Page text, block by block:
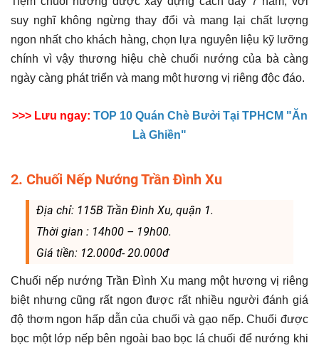
suy nghĩ không ngừng thay đổi và mang lại chất lượng
ngon nhất cho khách hàng, chọn lựa nguyên liệu kỹ lưỡng
chính vì vậy thương hiệu chè chuối nướng của bà càng
ngày càng phát triển và mang một hương vị riêng độc đáo.
>>> Lưu ngay: TOP 10 Quán Chè Bưởi Tại TPHCM "Ăn
Là Ghiền"
2. Chuối Nếp Nướng Trần Đình Xu
Địa chỉ: 115B Trần Đình Xu, quận 1.
Thời gian : 14h00 – 19h00.
Giá tiền: 12.000đ- 20.000đ
Chuối nếp nướng Trần Đình Xu mang một hương vị riêng
biệt nhưng cũng rất ngon được rất nhiều người đánh giá
độ thơm ngon hấp dẫn của chuối và gạo nếp. Chuối được
bọc một lớp nếp bên ngoài bao bọc lá chuối để nướng khi